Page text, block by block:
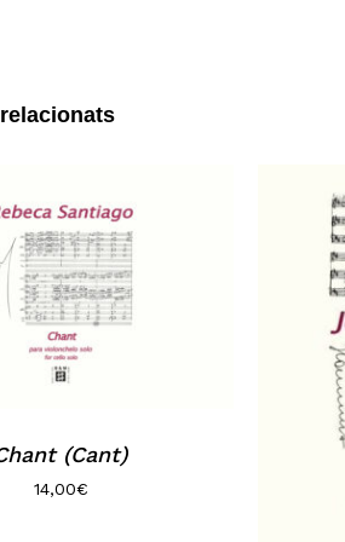
(Cant)
14,00€